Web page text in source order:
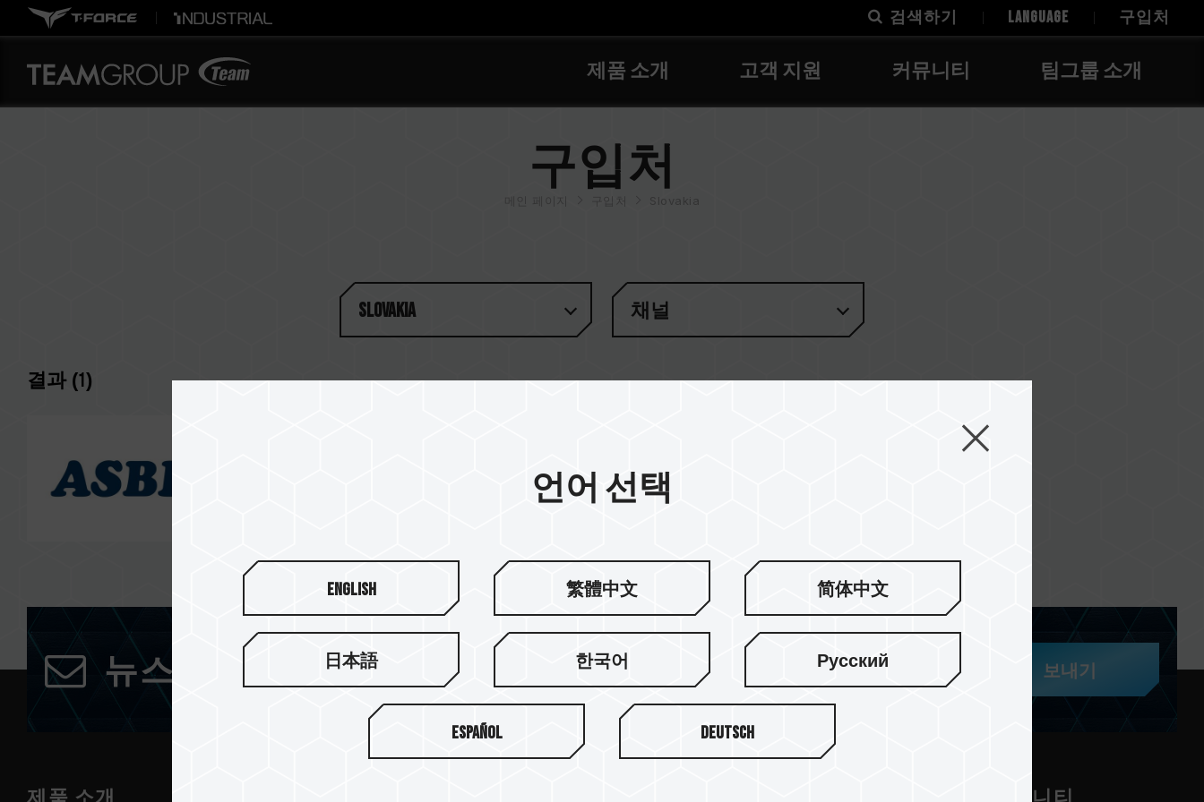
검색하기 LANGUAGE 구입처
제품 소개 고객 지원 커뮤니티 팀그룹 소개
구입처
메인 페이지 구입처 Slovakia
Slovakia 채널
결과 (1)
뉴스레터 구독 보내기
언어 선택
English 繁體中文 简体中文
日本語 한국어 Русский
Español Deutsch